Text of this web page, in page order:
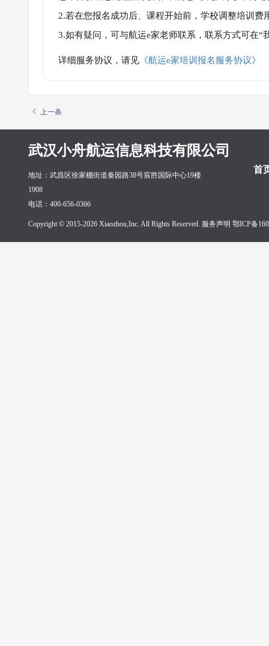
2.若在您报名成功后、课程开始前，学校调整培训
3.如有疑问，可与航运e家老师联系，联系方式可在
详细服务协议，请见 《航运e家培训报名服务协议》
上一条
武汉小舟航运信息科技有限公司
首
地址：武昌区徐家棚街道秦园路38号宸胜国际中心19楼
1908
电话：400-656-0366
Copyright © 2015-2026 Xiaozhou,Inc. All Rights Reserved. 服务声明 鄂ICP备